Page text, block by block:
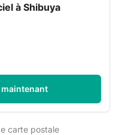
à Shibuya
maintenant
carte postale